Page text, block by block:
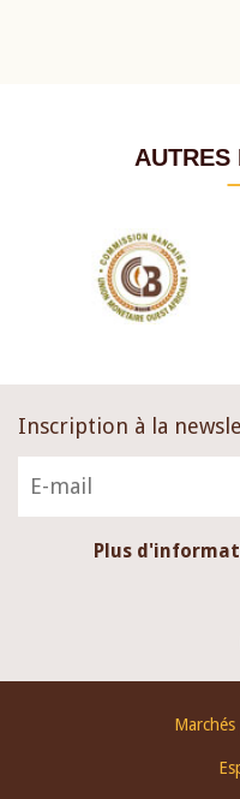
AUTRES
Inscription à la
Plus